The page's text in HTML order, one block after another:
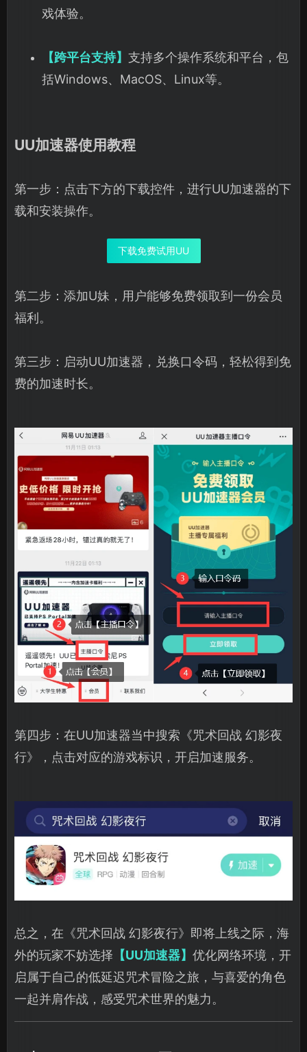
戏体验。
【跨平台支持】 支持多个操作系统和平台，包
括Windows、MacOS、Linux等。
UU加速器使用教程
第一步：点击下方的下载控件，进行UU加速器的下
载和安装操作。
下载免费试用UU
第二步：添加U妹，用户能够免费领取到一份会员
福利。
第三步：启动UU加速器，兑换口令码，轻松得到免
费的加速时长。
第四步：在UU加速器当中搜索《咒术回战 幻影夜
行》，点击对应的游戏标识，开启加速服务。
总之，在《咒术回战 幻影夜行》即将上线之际，海
外的玩家不妨选择 【UU加速器】 优化网络环境，开
启属于自己的低延迟咒术冒险之旅，与喜爱的角色
一起并肩作战，感受咒术世界的魅力。